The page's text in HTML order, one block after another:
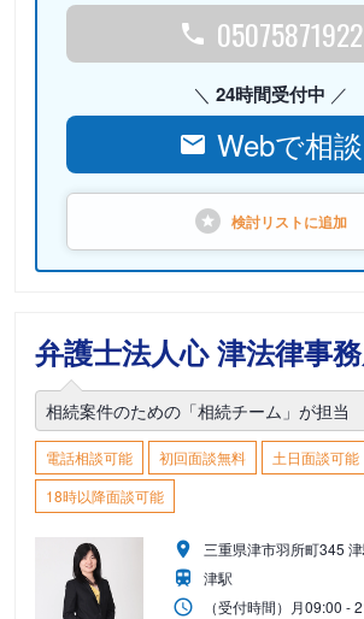
05075871922
24時間受付中
Webで相談
検討リストに追加
弁護士法人心 津法律事
相続案件のための「相続チーム」が担当
電話相談可能 初回面談無料
土日面談可能
18時以降面談可能
三重県津市羽所町345
津駅
（受付時間） 月09:00 -